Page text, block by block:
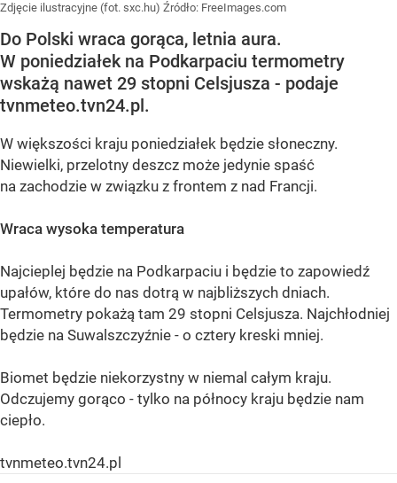
Zdjęcie ilustracyjne (fot. sxc.hu) Źródło: FreeImages.com
Do Polski wraca gorąca, letnia aura.
W poniedziałek na Podkarpaciu termometry
wskażą nawet 29 stopni Celsjusza - podaje
tvnmeteo.tvn24.pl.
W większości kraju poniedziałek będzie słoneczny.
Niewielki, przelotny deszcz może jedynie spaść
na zachodzie w związku z frontem z nad Francji.
Wraca wysoka temperatura
Najcieplej będzie na Podkarpaciu i będzie to zapowiedź
upałów, które do nas dotrą w najbliższych dniach.
Termometry pokażą tam 29 stopni Celsjusza. Najchłodniej
będzie na Suwalszczyźnie - o cztery kreski mniej.
Biomet będzie niekorzystny w niemal całym kraju.
Odczujemy gorąco - tylko na północy kraju będzie nam
ciepło.
tvnmeteo.tvn24.pl